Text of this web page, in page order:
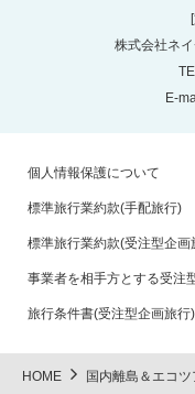
株式会社ネ
E-
個人情報保護について
標準旅行業約款(手配旅行)
標準旅行業約款(受注型企画
事業者を相手方とする受注
旅行条件書(受注型企画旅行)
HOME 国内離島＆エコツ